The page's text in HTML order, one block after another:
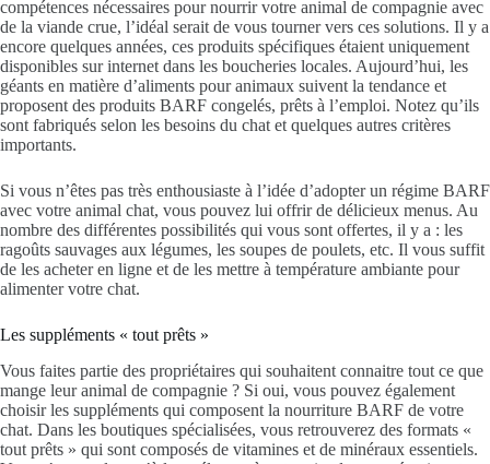
compétences nécessaires pour nourrir votre animal de compagnie avec
de la viande crue, l’idéal serait de vous tourner vers ces solutions. Il y a
encore quelques années, ces produits spécifiques étaient uniquement
disponibles sur internet dans les boucheries locales. Aujourd’hui, les
géants en matière d’aliments pour animaux suivent la tendance et
proposent des produits BARF congelés, prêts à l’emploi. Notez qu’ils
sont fabriqués selon les besoins du chat et quelques autres critères
importants.
Si vous n’êtes pas très enthousiaste à l’idée d’adopter un régime BARF
avec votre animal chat, vous pouvez lui offrir de délicieux menus. Au
nombre des différentes possibilités qui vous sont offertes, il y a : les
ragoûts sauvages aux légumes, les soupes de poulets, etc. Il vous suffit
de les acheter en ligne et de les mettre à température ambiante pour
alimenter votre chat.
Les suppléments « tout prêts »
Vous faites partie des propriétaires qui souhaitent connaitre tout ce que
mange leur animal de compagnie ? Si oui, vous pouvez également
choisir les suppléments qui composent la nourriture BARF de votre
chat. Dans les boutiques spécialisées, vous retrouverez des formats «
tout prêts » qui sont composés de vitamines et de minéraux essentiels.